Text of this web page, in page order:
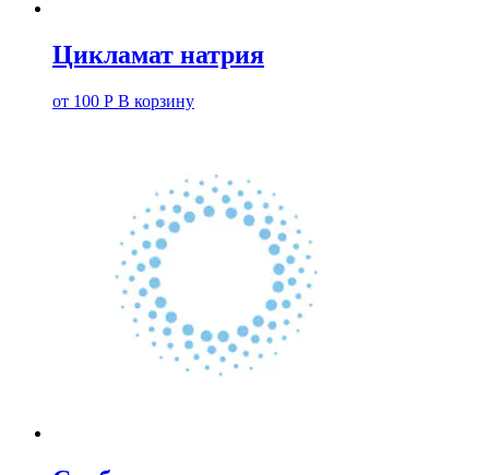
Цикламат натрия
от 100 Р В корзину